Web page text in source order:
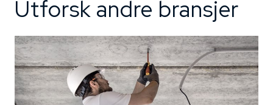
Utforsk andre bransjer